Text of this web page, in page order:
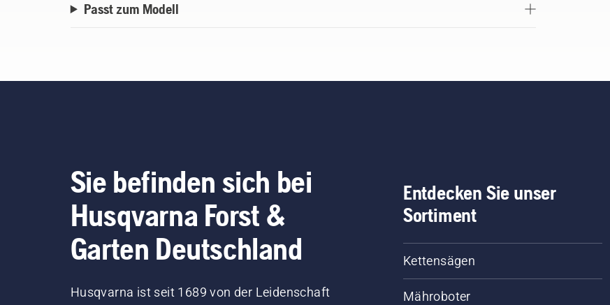
Passt zum Modell
Sie befinden sich bei
Husqvarna Forst &
Garten Deutschland
Husqvarna ist seit 1689 von der Leidenschaft
Entdecken Sie unser
Sortiment
Kettensägen
Mähroboter